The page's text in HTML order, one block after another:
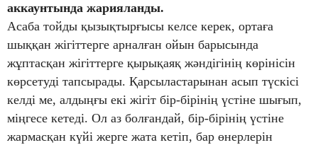
аккаунтында жарияланды.
Асаба тойды қызықтырғысы келсе керек, ортаға
шыққан жігіттерге арналған ойын барысында
жұптасқан жігіттерге қырықаяқ жәндігінің көрінісін
көрсетуді тапсырады. Қарсыластарынан асып түскісі
келді ме, алдыңғы екі жігіт бір-бірінің үстіне шығып,
міңгесе кетеді. Ол аз болғандай, бір-бірінің үстіне
жармасқан күйі жерге жата кетіп, бар өнерлерін